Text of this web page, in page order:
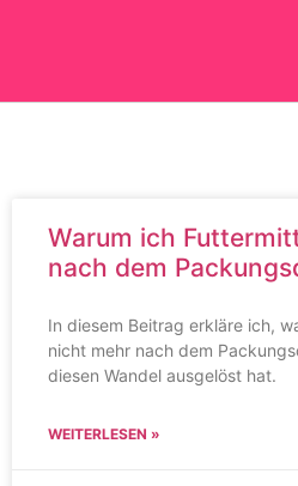
Warum ich
nach dem
In diesem Beitrag erkläre ich,
nicht mehr nach dem
diesen Wandel ausgelöst hat.
WEITERLESEN »